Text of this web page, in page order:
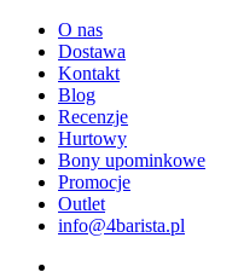
O nas
Dostawa
Kontakt
Blog
Recenzje
Hurtowy
Bony upominkowe
Promocje
Outlet
info@4barista.pl